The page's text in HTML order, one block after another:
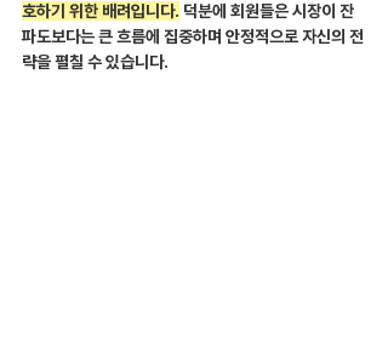
호하기 위한 배려입니다. 덕분에 회원들은 시장이 잔
파도보다는 큰 흐름에 집중하며 안정적으로 자신의 전
략을 펼칠 수 있습니다.